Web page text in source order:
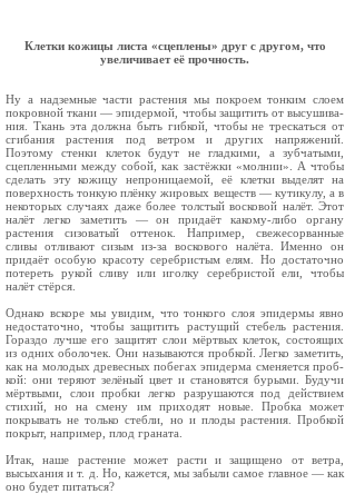
Клетки кожицы листа «сцеплены» друг с другом, что
увеличивает её прочность.
Ну а надземные части растения мы покроем тонким слоем
покровной ткани — эпидермой, чтобы защитить от высушива­
ния. Ткань эта должна быть гибкой, чтобы не трескаться от
сгибания растения под ветром и других напряжений.
Поэтому стенки клеток будут не гладкими, а зубчатыми,
сцепленными между собой, как застёжки «молнии». А чтобы
сделать эту кожицу непроницаемой, её клетки выделят на
поверхность тонкую плёнку жировых веществ — кутикулу, а в
некоторых случаях даже более толстый восковой налёт. Этот
налёт легко заметить — он придаёт какому-либо органу
растения сизова­тый оттенок. Например, свежесорванные
сливы отливают си­зым из-за воскового налёта. Именно он
придаёт особую красоту серебристым елям. Но достаточно
потереть рукой сливу или иголку серебристой ели, чтобы
налёт стёрся.
Однако вскоре мы увидим, что тонкого слоя эпидермы явно
недостаточно, чтобы защитить растущий стебель растения.
Гораздо лучше его защитят слои мёртвых клеток, состоящих
из одних оболочек. Они называются пробкой. Легко заметить,
как на молодых древесных побегах эпидерма сменяется проб­
кой: они теряют зелёный цвет и становятся бурыми. Будучи
мёртвыми, слои пробки легко разрушаются под действием
стихий, но на смену им приходят новые. Пробка может
покры­вать не только стебли, но и плоды растения. Пробкой
покрыт, например, плод граната.
Итак, наше растение может расти и защищено от ветра,
высыхания и т. д. Но, кажется, мы забыли самое главное — как
оно будет питаться?